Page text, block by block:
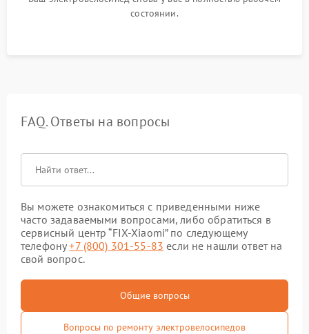
состоянии.
FAQ. Ответы на вопросы
Вы можете ознакомиться с приведенными ниже
часто задаваемыми вопросами, либо обратиться в
сервисный центр “FIX-Xiaomi” по следующему
телефону+7 (800) 301-55-83 если не нашли ответ на
свой вопрос.
Общие вопросы
Вопросы по ремонту электровелосипедов